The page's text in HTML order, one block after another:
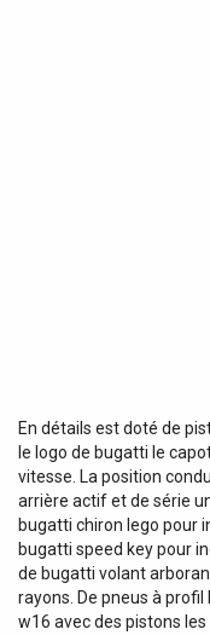
En détails est doté de
le logo de bugatti le
vitesse. La position
arrière actif et de série
bugatti chiron lego pour
bugatti speed key pour
de bugatti volant
rayons. De pneus à
w16 avec des pistons